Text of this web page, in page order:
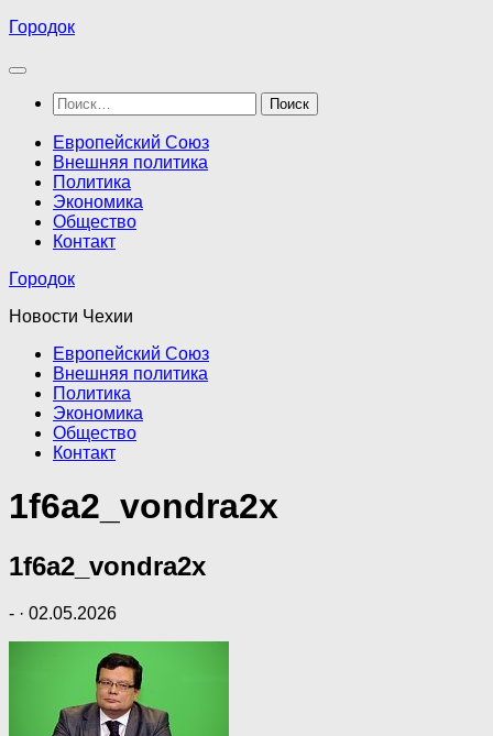
Перейти
содержимому
Городок
Найти:
Европейский Союз
Внешняя политика
Политика
Экономика
Общество
Контакт
Городок
Новости Чехии
Европейский Союз
Внешняя политика
Политика
Экономика
Общество
Контакт
1f6a2_vondra2x
1f6a2_vondra2x
- · 02.05.2026